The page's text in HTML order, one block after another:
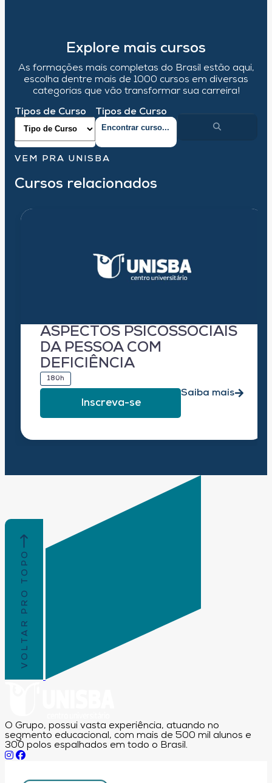
Explore mais cursos
As formações mais completas do Brasil estão aqui,
escolha dentre mais de 1000 cursos em diversas
categorias que vão transformar sua carreira!
Tipos de Curso Tipos de Curso
VEM PRA UNISBA
Cursos relacionados
ASPECTOS PSICOSSOCIAIS
DA PESSOA COM
DEFICIÊNCIA
180h
Inscreva-se
Saiba mais
VOLTAR PRO TOPO
O Grupo, possui vasta experiência, atuando no
segmento educacional, com mais de 500 mil alunos e
300 polos espalhados em todo o Brasil.